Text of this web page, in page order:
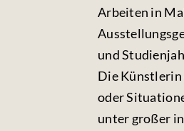
Arbeiten in
und
Die Künstlerin
oder
unter großer